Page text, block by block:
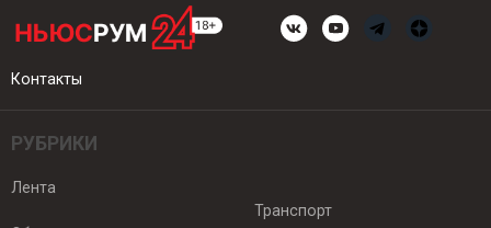
Контакты
РУБРИКИ
Лента
Транспорт